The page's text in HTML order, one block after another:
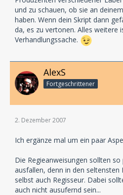
und zu schauen, ob sie an
haben. Wenn dein Skript dann
da, es zu vertonen. Alles weitere
Verhandlungssache.
AlexS
Fortgeschrittener
2. Dezember 2007
Ich ergänze mal um ein paar
Die Regieanweisungen sollten
ausfallen, denn in den seltensten
selbst auch Regisseur. Dabei
auch nicht ausufernd sein...